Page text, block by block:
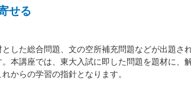
せる
した総合問題、文の空所補充問題などが出題さ
本講座では、東大入試に即した問題を題材に、
からの学習の指針となります。